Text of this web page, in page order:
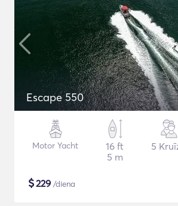
Escape 550
Motor Yacht
16 ft
5 m
5
$229 /diena